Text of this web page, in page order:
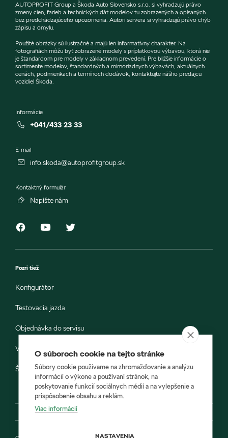
AUTOPROFIT Group a Škoda Auto Slovensko s.r.o. si vyhradzujú právo
zmeny cien, farieb a technických dát modelov tu zobrazených a opísaných
bez predchádzajúceho upozornenia. Autori servera si vyhradzujú právo chýb
zápisu a omylu.
Použité obrázky sú ilustračné a majú len informatívny charakter. Na
fotografiách môžu byť zobrazené modely s príplatkovou výbavou, ktorá nie
je štandardom pre modely v základnom prevedení. Pre bližšie informácie o
sortimente modelov, štandardných a mimoriadnych výbavách, aktuálnych
cenách, podmienkach a termínoch dodávok, kontaktujte nášho predajcu
vozidiel Škoda.
Informácie
+041/433 23 33
E-mail
info.skoda@autoprofitgroup.sk
Kontaktný formulár
Napíšte nám
Pozri tiež
Konfigurátor
Testovacia jazda
Objednávka do servisu
Vozidlá ihneď k odberu
Škoda E-shop
O súboroch cookie na tejto stránke
Súbory cookie používame na zhromažďovanie a analýzu
informácií o výkone a používaní stránok, na
poskytovanie funkcií sociálnych médií a na vylepšenie a
prispôsobenie obsahu a reklám.
Viac informácií
NASTAVENIA